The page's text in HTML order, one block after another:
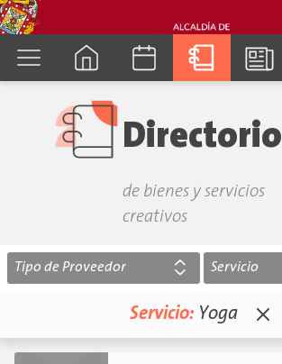
Directorio
de bienes y servicios
creativos
Servicio: Yoga
Tipo de Proveedor Servicio